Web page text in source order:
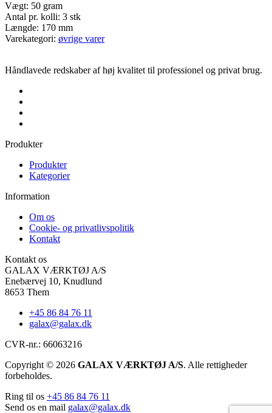
Vægt: 50 gram
Antal pr. kolli: 3 stk
Længde: 170 mm
Varekategori: øvrige varer
Håndlavede redskaber af høj kvalitet til professionel og privat brug.
Produkter
Produkter
Kategorier
Information
Om os
Cookie- og privatlivspolitik
Kontakt
Kontakt os
GALAX VÆRKTØJ A/S
Enebærvej 10, Knudlund
8653 Them
+45 86 84 76 11
galax@galax.dk
CVR-nr.: 66063216
Copyright © 2026 GALAX VÆRKTØJ A/S. Alle rettigheder
forbeholdes.
Ring til os +45 86 84 76 11
Send os en mail galax@galax.dk